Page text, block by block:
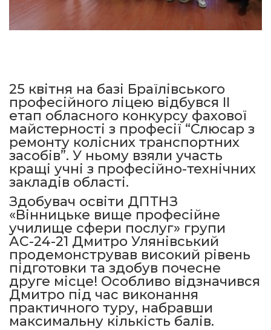
25 квітня на базі Браїлівського
професійного ліцею відбувся II
етап обласного конкурсу фахової
майстерності з професії “Слюсар з
ремонту колісних транспортних
засобів”. У ньому взяли участь
кращі учні з професійно-технічних
закладів області.
Здобувач освіти ДПТНЗ
«Вінницьке вище професійне
училище сфери послуг» групи
АС-24-21 Дмитро Улянівський
продемонстрував високий рівень
підготовки та здобув почесне
друге місце! Особливо відзначився
Дмитро під час виконання
практичного туру, набравши
максимальну кількість балів.